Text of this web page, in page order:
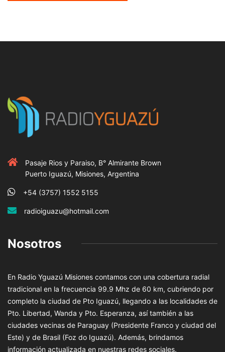
Pasaje Rios y Paraiso, B° Almirante Brown
Puerto Iguazú, Misiones, Argentina
+54 (3757) 1552 5155
radioiguazu@hotmail.com
Nosotros
En Radio Yguazú Misiones contamos con una cobertura radial
tradicional en la frecuencia 99.9 Mhz de 60 km, cubriendo por
completo la ciudad de Pto Iguazú, llegando a las localidades de
Pto. Libertad, Wanda y Pto. Esperanza, así también a las
ciudades vecinas de Paraguay (Presidente Franco y ciudad del
Este) y de Brasil (Foz do Iguazú). Además, brindamos
información actualizada en nuestras redes sociales.